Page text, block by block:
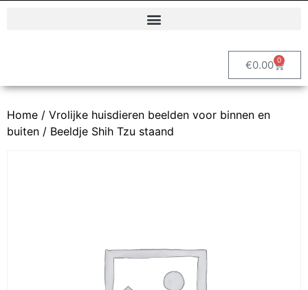
€0.00 0
Home / Vrolijke huisdieren beelden voor binnen en
buiten / Beeldje Shih Tzu staand